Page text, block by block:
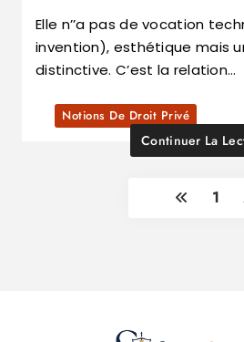
Elle n’’a pas de vocation
invention), esthétique mais
distinctive. C’est la relation…
Notions De Droit Privé
Continuer La
1